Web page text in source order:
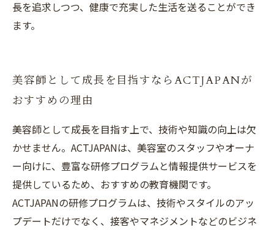
長を追求しつつ、健康で充実した生活を送ることができ
ます。
美容師として成長を目指すならACTJAPANが
おすすめの理由
美容師として成長を目指す上で、技術や知識の向上は欠
かせません。ACTJAPANは、美容室のスタッフやオーナ
ー向けに、豊富な研修プログラムと情報提供サービスを
提供しているため、おすすめの教育機関です。
ACTJAPANの研修プログラムは、技術やスタイルのアッ
プデートだけでなく、接客やマネジメントなどのビジネ